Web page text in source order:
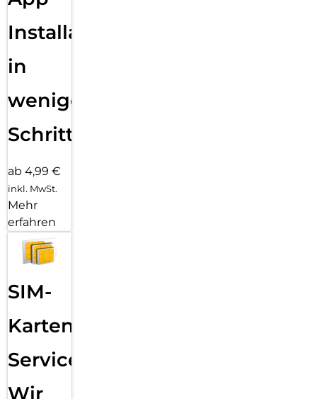
Installation
in
wenigen
Schritten
ab 4,99 €
inkl. MwSt.
Mehr
erfahren
SIM-
Karten
Service:
Wir